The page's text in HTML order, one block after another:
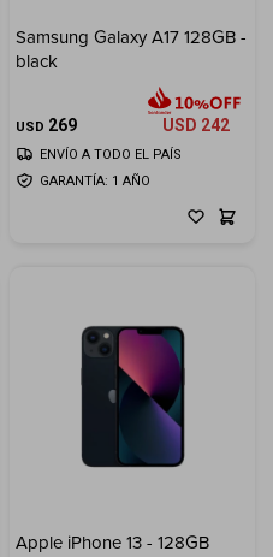
Samsung Galaxy A17 128GB -
black
USD 269 USD 242
GARANTÍA: 1 AÑO
ENVÍO A TODO EL PAÍS
Apple iPhone 13 - 128GB